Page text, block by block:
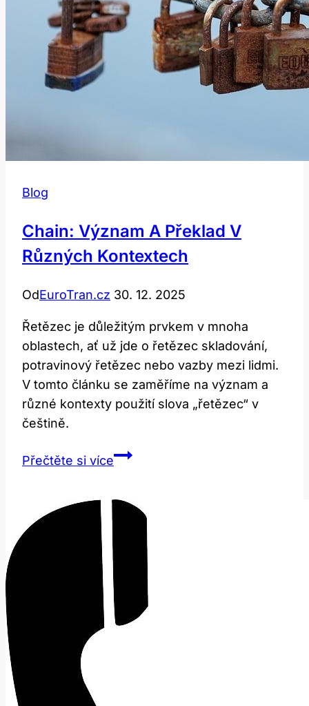
Blog
Chain: Význam A Překlad V
Různých Kontextech
OdEuroTran.cz 30. 12. 2025
Řetězec je důležitým prvkem v mnoha
oblastech, ať už jde o řetězec skladování,
potravinový řetězec nebo vazby mezi lidmi.
V tomto článku se zaměříme na význam a
různé kontexty použití slova „řetězec“ v
češtině.
Přečtěte si víceChain:
překlad
různých